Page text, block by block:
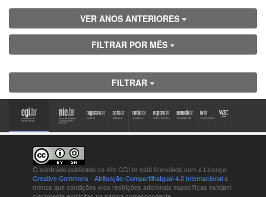
VER ANOS ANTERIORES
FILTRAR POR MÊS
FILTRAR
O conteúdo publicado no site CGI.br está licenciado com a Licença
Creative Commons - Atribuição-CompartilhaIgual 4.0 Internacionala
menos que condições e/ou restrições adicionais específicas estejam